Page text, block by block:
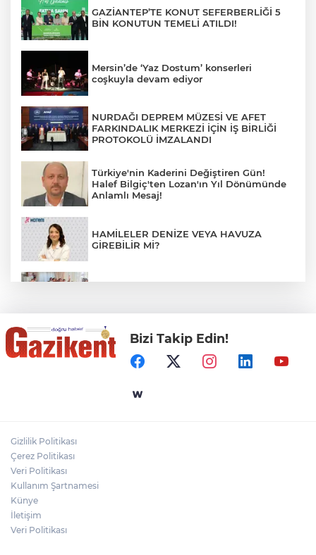
GAZİANTEP’TE KONUT SEFERBERLİĞİ 5
BİN KONUTUN TEMELİ ATILDI!
Mersin’de ‘Yaz Dostum’ konserleri
coşkuyla devam ediyor
NURDAĞI DEPREM MÜZESİ VE AFET
FARKINDALIK MERKEZİ İÇİN İŞ BİRLİĞİ
PROTOKOLÜ İMZALANDI
Türkiye'nin Kaderini Değiştiren Gün!
Halef Bilgiç'ten Lozan'ın Yıl Dönümünde
Anlamlı Mesaj!
HAMİLELER DENİZE VEYA HAVUZA
GİREBİLİR Mİ?
"BEBEĞİ TÜM GECE AYNI BEZLE
BIRAKMAYIN!"
Gaziantep Üniversitesi Elektrik-Elektronik
Bizi Takip Edin!
Gizlilik Politikası
Çerez Politikası
Veri Politikası
Kullanım Şartnamesi
Künye
İletişim
Veri Politikası